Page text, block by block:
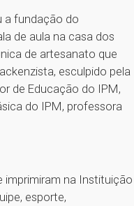
a fundação do
de aula na casa dos
de artesanato que
esculpido pela
de Educação do IPM,
do IPM, professora
na Instituição
esporte,